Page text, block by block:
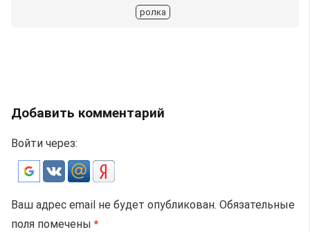
ролка
Добавить комментарий
Войти через:
Ваш адрес email не будет опубликован. Обязательные
поля помечены *